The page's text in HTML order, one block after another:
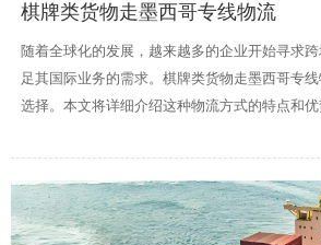
棋牌类货物走墨西哥专线物流
随着全球化的发展，越来越多的企业开始寻求
足其国际业务的需求。棋牌类货物走墨西哥专
选择。本文将详细介绍这种物流方式的特点和优